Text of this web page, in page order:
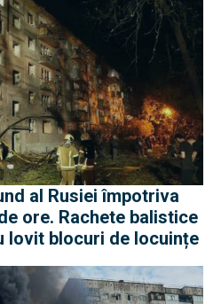
al Rusiei împotriva
ore. Rachete balistice
lovit blocuri de locuințe